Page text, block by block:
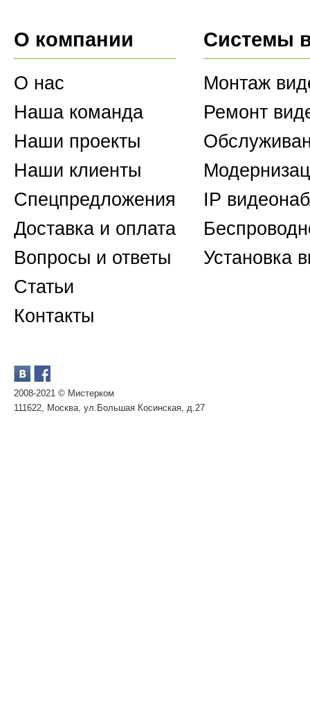
О компании
О нас
Наша команда
Наши проекты
Наши клиенты
Спецпредложения
Доставка и оплата
Вопросы и ответы
Статьи
Контакты
2008-2021 © Мистерком
111622, Москва, ул.Большая Косинская, д.27
Системы
Монтаж
Ремонт
IP
Установка